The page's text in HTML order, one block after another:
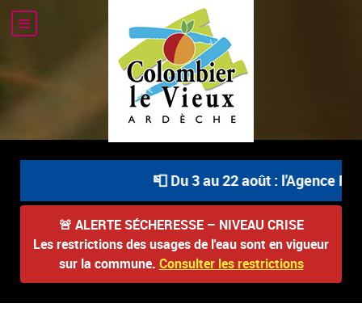
📮 Du 3 au 22 août : l'Agence
🚨 ALERTE SÉCHERESSE – NIVEAU CRISE
Les restrictions des usages de l'eau sont en vigueur
sur la commune. Consulter les restrictions